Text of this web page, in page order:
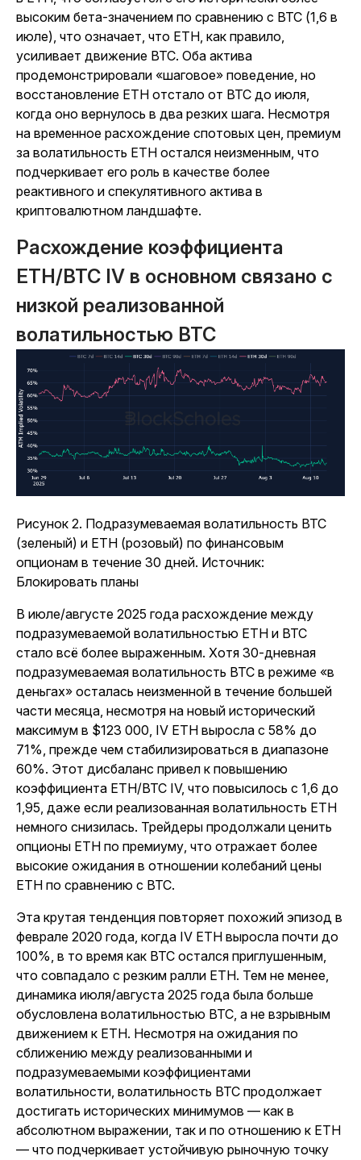
высоким бета-значением по сравнению с BTC (1,6 в
июле), что означает, что ETH, как правило,
усиливает движение BTC. Оба актива
продемонстрировали «шаговое» поведение, но
восстановление ETH отстало от BTC до июля,
когда оно вернулось в два резких шага. Несмотря
на временное расхождение спотовых цен, премиум
за волатильность ETH остался неизменным, что
подчеркивает его роль в качестве более
реактивного и спекулятивного актива в
криптовалютном ландшафте.
Расхождение коэффициента
ETH/BTC IV в основном связано с
низкой реализованной
волатильностью BTC
Рисунок 2. Подразумеваемая волатильность BTC
(зеленый) и ETH (розовый) по финансовым
опционам в течение 30 дней. Источник:
Блокировать планы
В июле/августе 2025 года расхождение между
подразумеваемой волатильностью ETH и BTC
стало всё более выраженным. Хотя 30-дневная
подразумеваемая волатильность BTC в режиме «в
деньгах» осталась неизменной в течение большей
части месяца, несмотря на новый исторический
максимум в $123 000, IV ETH выросла с 58% до
71%, прежде чем стабилизироваться в диапазоне
60%. Этот дисбаланс привел к повышению
коэффициента ETH/BTC IV, что повысилось с 1,6 до
1,95, даже если реализованная волатильность ETH
немного снизилась. Трейдеры продолжали ценить
опционы ETH по премиуму, что отражает более
высокие ожидания в отношении колебаний цены
ETH по сравнению с BTC.
Эта крутая тенденция повторяет похожий эпизод в
феврале 2020 года, когда IV ETH выросла почти до
100%, в то время как BTC остался приглушенным,
что совпадало с резким ралли ETH. Тем не менее,
динамика июля/августа 2025 года была больше
обусловлена волатильностью BTC, а не взрывным
движением к ETH. Несмотря на ожидания по
сближению между реализованными и
подразумеваемыми коэффициентами
волатильности, волатильность BTC продолжает
достигать исторических минимумов — как в
абсолютном выражении, так и по отношению к ETH
— что подчеркивает устойчивую рыночную точку